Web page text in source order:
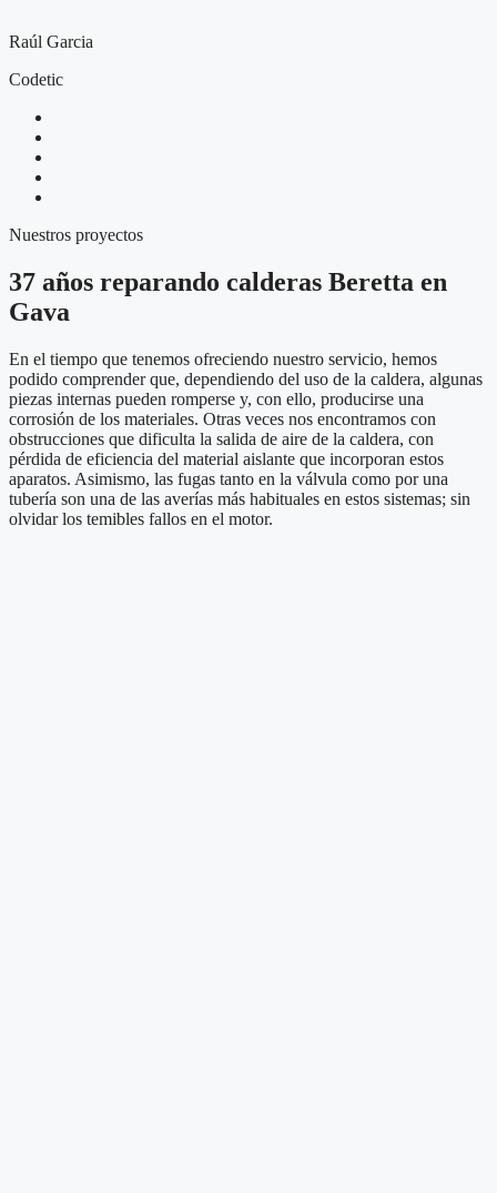
Raúl Garcia
Codetic
Nuestros proyectos
37 años reparando calderas Beretta en
Gava
En el tiempo que tenemos ofreciendo nuestro servicio, hemos
podido comprender que, dependiendo del uso de la caldera, algunas
piezas internas pueden romperse y, con ello, producirse una
corrosión de los materiales. Otras veces nos encontramos con
obstrucciones que dificulta la salida de aire de la caldera, con
pérdida de eficiencia del material aislante que incorporan estos
aparatos. Asimismo, las fugas tanto en la válvula como por una
tubería son una de las averías más habituales en estos sistemas; sin
olvidar los temibles fallos en el motor.